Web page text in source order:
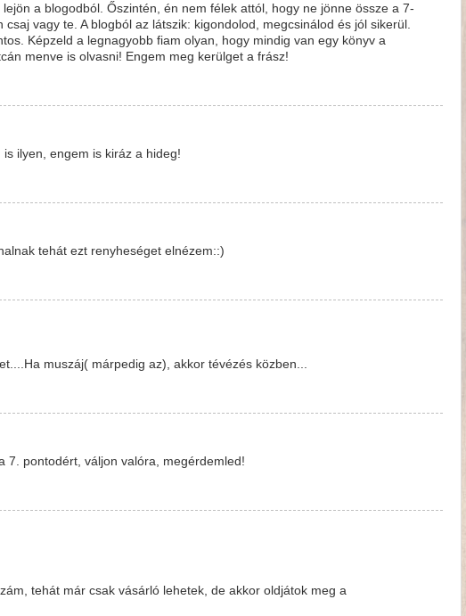
a blogodból. Őszintén, én nem félek attól, hogy ne jönne össze a 7-
vagy te. A blogból az látszik: kigondolod, megcsinálod és jól sikerül.
Képzeld a legnagyobb fiam olyan, hogy mindig van egy könyv a
menve is olvasni! Engem meg kerülget a frász!
ilyen, engem is kiráz a hideg!
tehát ezt renyheséget elnézem::)
muszáj( márpedig az), akkor tévézés közben...
7. pontodért, váljon valóra, megérdemled!
tehát már csak vásárló lehetek, de akkor oldjátok meg a